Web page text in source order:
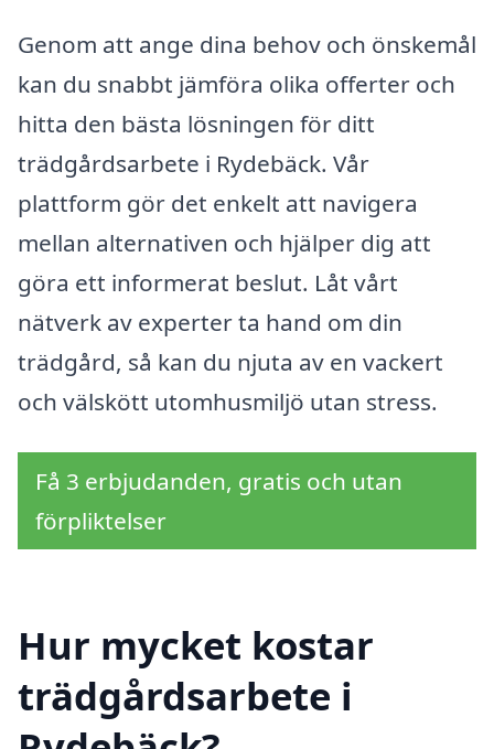
Genom att ange dina behov och önskemål
kan du snabbt jämföra olika offerter och
hitta den bästa lösningen för ditt
trädgårdsarbete i Rydebäck. Vår
plattform gör det enkelt att navigera
mellan alternativen och hjälper dig att
göra ett informerat beslut. Låt vårt
nätverk av experter ta hand om din
trädgård, så kan du njuta av en vackert
och välskött utomhusmiljö utan stress.
Få 3 erbjudanden, gratis och utan
förpliktelser
Hur mycket kostar
trädgårdsarbete i